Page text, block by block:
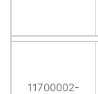
11700002-